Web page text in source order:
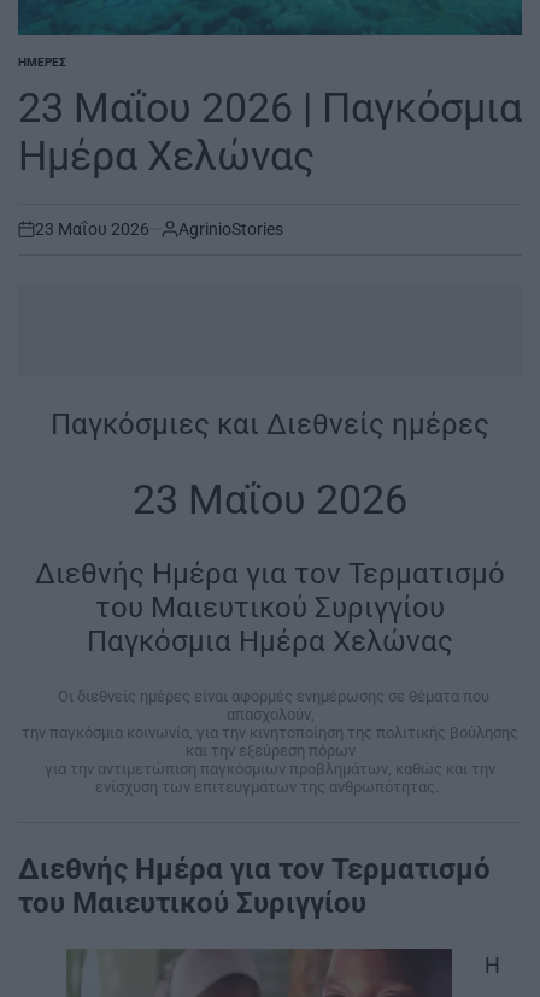
POSTED
ΗΜΈΡΕΣ
23 Μαΐου 2026 | Παγκόσμια
Ημέρα Χελώνας
on
23 Μαΐου 2026 AgrinioStories
Παγκόσμιες και Διεθνείς ημέρες
23 Μαΐου 2026
Διεθνής Ημέρα για τον Τερματισμό
του Μαιευτικού Συριγγίου
Παγκόσμια Ημέρα Χελώνας
Οι διεθνείς ημέρες είναι αφορμές ενημέρωσης σε θέματα που
απασχολούν,
την παγκόσμια κοινωνία, για την κινητοποίηση της πολιτικής βούλησης
και την εξεύρεση πόρων
για την αντιμετώπιση παγκόσμιων προβλημάτων, καθώς και την
ενίσχυση των επιτευγμάτων της ανθρωπότητας.
Διεθνής Ημέρα για τον Τερματισμό
του Μαιευτικού Συριγγίου
Η